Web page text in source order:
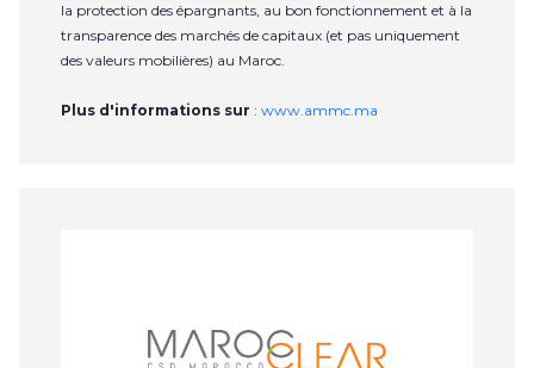
la protection des épargnants, au bon fonctionnement et à la
transparence des marchés de capitaux (et pas uniquement
des valeurs mobilières) au Maroc.
Plus d'informations sur : www.ammc.ma